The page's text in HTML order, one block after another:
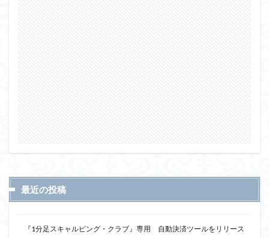
最近の投稿
『1分足スキャルピング・クラブ』専用 自動決済ツールをリリース